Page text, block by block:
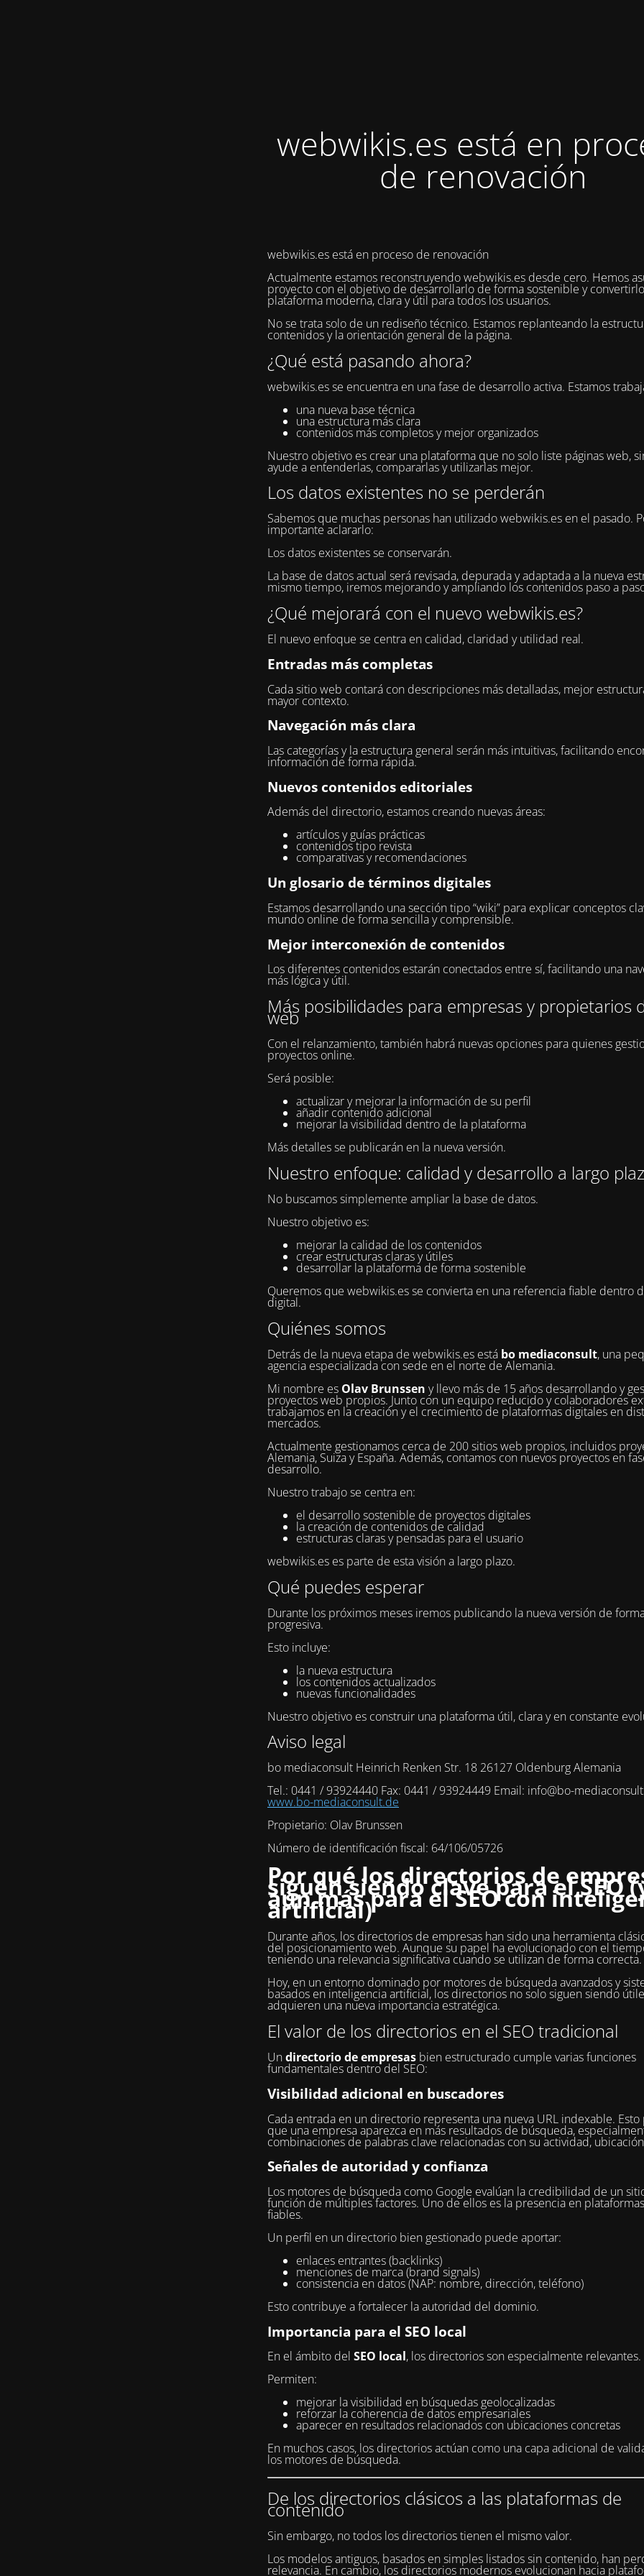
webwikis.es está en
de renovación
webwikis.es está en proceso de renovación
Actualmente estamos reconstruyendo webwikis.es desde cero. Hemos
proyecto con el objetivo de desarrollarlo de forma sostenible y
plataforma moderna, clara y útil para todos los usuarios.
No se trata solo de un rediseño técnico. Estamos replanteando la
contenidos y la orientación general de la página.
¿Qué está pasando ahora?
webwikis.es se encuentra en una fase de desarrollo activa. Estamos
una nueva base técnica
una estructura más clara
contenidos más completos y mejor organizados
Nuestro objetivo es crear una plataforma que no solo liste páginas web,
ayude a entenderlas, compararlas y utilizarlas mejor.
Los datos existentes no se perderán
Sabemos que muchas personas han utilizado webwikis.es en el pasado.
importante aclararlo:
Los datos existentes se conservarán.
La base de datos actual será revisada, depurada y adaptada a la nueva
mismo tiempo, iremos mejorando y ampliando los contenidos paso a
¿Qué mejorará con el nuevo webwikis.es?
El nuevo enfoque se centra en calidad, claridad y utilidad real.
Entradas más completas
Cada sitio web contará con descripciones más detalladas, mejor
mayor contexto.
Navegación más clara
Las categorías y la estructura general serán más intuitivas, facilitando
información de forma rápida.
Nuevos contenidos editoriales
Además del directorio, estamos creando nuevas áreas:
artículos y guías prácticas
contenidos tipo revista
comparativas y recomendaciones
Un glosario de términos digitales
Estamos desarrollando una sección tipo “wiki” para explicar conceptos
mundo online de forma sencilla y comprensible.
Mejor interconexión de contenidos
Los diferentes contenidos estarán conectados entre sí, facilitando una
más lógica y útil.
Más posibilidades para empresas y propietarios
web
Con el relanzamiento, también habrá nuevas opciones para quienes
proyectos online.
Será posible:
actualizar y mejorar la información de su perfil
añadir contenido adicional
mejorar la visibilidad dentro de la plataforma
Más detalles se publicarán en la nueva versión.
Nuestro enfoque: calidad y desarrollo a largo
No buscamos simplemente ampliar la base de datos.
Nuestro objetivo es:
mejorar la calidad de los contenidos
crear estructuras claras y útiles
desarrollar la plataforma de forma sostenible
Queremos que webwikis.es se convierta en una referencia fiable dentro
digital.
Quiénes somos
Detrás de la nueva etapa de webwikis.es está bo mediaconsult, una
agencia especializada con sede en el norte de Alemania.
Mi nombre es Olav Brunssen y llevo más de 15 años desarrollando y
proyectos web propios. Junto con un equipo reducido y colaboradores
trabajamos en la creación y el crecimiento de plataformas digitales en
mercados.
Actualmente gestionamos cerca de 200 sitios web propios, incluidos
Alemania, Suiza y España. Además, contamos con nuevos proyectos en
desarrollo.
Nuestro trabajo se centra en:
el desarrollo sostenible de proyectos digitales
la creación de contenidos de calidad
estructuras claras y pensadas para el usuario
webwikis.es es parte de esta visión a largo plazo.
Qué puedes esperar
Durante los próximos meses iremos publicando la nueva versión de
progresiva.
Esto incluye:
la nueva estructura
los contenidos actualizados
nuevas funcionalidades
Nuestro objetivo es construir una plataforma útil, clara y en constante
Aviso legal
bo mediaconsult Heinrich Renken Str. 18 26127 Oldenburg Alemania
Tel.: 0441 / 93924440 Fax: 0441 / 93924449 Email: info@bo-
www.bo-mediaconsult.de
Propietario: Olav Brunssen
Número de identificación fiscal: 64/106/05726
Por qué los directorios de
siguen siendo clave para el SEO
aún más para el SEO con
artificial)
Durante años, los directorios de empresas han sido una herramienta
del posicionamiento web. Aunque su papel ha evolucionado con el
teniendo una relevancia significativa cuando se utilizan de forma correcta.
Hoy, en un entorno dominado por motores de búsqueda avanzados y
basados en inteligencia artificial, los directorios no solo siguen siendo
adquieren una nueva importancia estratégica.
El valor de los directorios en el SEO tradicional
Undirectorio de empresas bien estructurado cumple varias funciones
fundamentales dentro del SEO:
Visibilidad adicional en buscadores
Cada entrada en un directorio representa una nueva URL indexable.
que una empresa aparezca en más resultados de búsqueda,
combinaciones de palabras clave relacionadas con su actividad,
Señales de autoridad y confianza
Los motores de búsqueda como Google evalúan la credibilidad de un
función de múltiples factores. Uno de ellos es la presencia en
fiables.
Un perfil en un directorio bien gestionado puede aportar:
enlaces entrantes (backlinks)
menciones de marca (brand signals)
consistencia en datos (NAP: nombre, dirección, teléfono)
Esto contribuye a fortalecer la autoridad del dominio.
Importancia para el SEO local
En el ámbito del SEO local, los directorios son especialmente relevantes.
Permiten:
mejorar la visibilidad en búsquedas geolocalizadas
reforzar la coherencia de datos empresariales
aparecer en resultados relacionados con ubicaciones concretas
En muchos casos, los directorios actúan como una capa adicional de
los motores de búsqueda.
De los directorios clásicos a las plataformas de
contenido
Sin embargo, no todos los directorios tienen el mismo valor.
Los modelos antiguos, basados en simples listados sin contenido, han
relevancia. En cambio, los directorios modernos evolucionan hacia